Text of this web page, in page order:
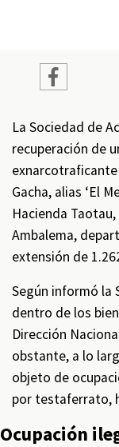
La Sociedad de
recuperación de
Gacha, alias ‘El
Hacienda
Ambalema,
extensión de
Según informó la
dentro de los
Dirección
obstante, a lo
objeto de
por testaferrato,
Ocupación